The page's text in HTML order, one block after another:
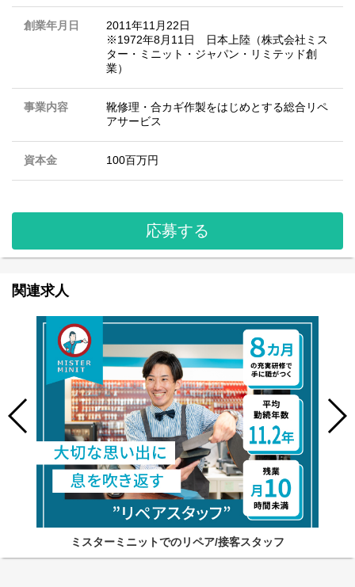
創業年月日
2011年11月22日
※1972年8月11日 日本上陸（株式会社ミス
ター・ミニット・ジャパン・リミテッド創
業）
事業内容
靴修理・合カギ作製をはじめとする総合リペ
アサービス
資本金 100百万円
応募する
関連求人
ミスターミニットでのリペア/接客スタッフ